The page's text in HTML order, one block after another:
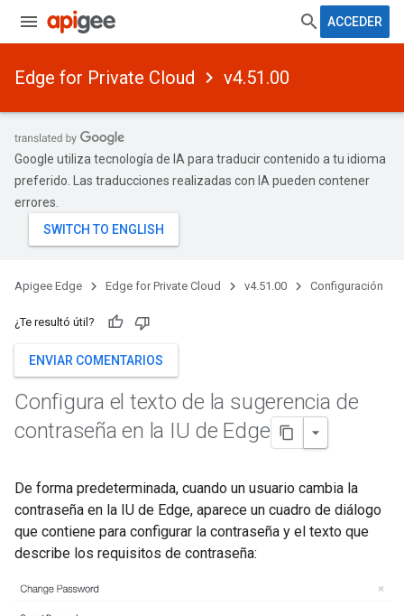
ACCEDER
Edge for Private Cloud v4.51.00
Google utiliza tecnología de IA para traducir contenido a tu idioma
preferido. Las traducciones realizadas con IA pueden contener
errores.
Apigee Edge Edge for Private Cloud v4.51.00 Configuración
¿Te resultó útil?
ENVIAR COMENTARIOS
Configura el texto de la sugerencia de
contraseña en la IU de Edge
De forma predeterminada, cuando un usuario cambia la
contraseña en la IU de Edge, aparece un cuadro de diálogo
que contiene para configurar la contraseña y el texto que
describe los requisitos de contraseña: